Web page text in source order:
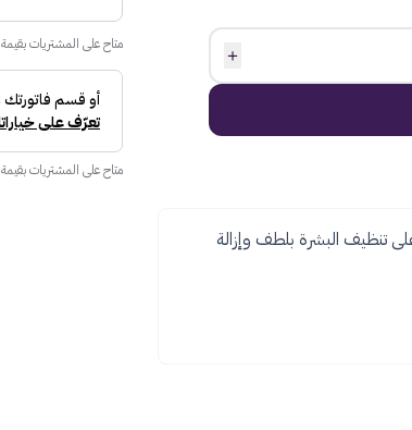
＋
تنظيف البشرة بلطف وإزالة
متاح على المشتريات بقيمة 100 ريال أو أعلى
متاح على المشتريات بقيمة 100 ريال أو أعلى